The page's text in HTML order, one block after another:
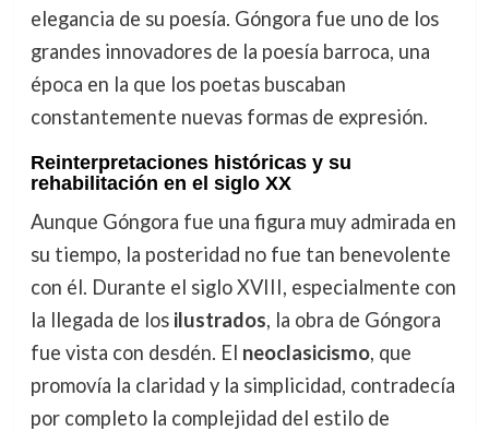
elegancia de su poesía. Góngora fue uno de los
grandes innovadores de la poesía barroca, una
época en la que los poetas buscaban
constantemente nuevas formas de expresión.
Reinterpretaciones históricas y su
rehabilitación en el siglo XX
Aunque Góngora fue una figura muy admirada en
su tiempo, la posteridad no fue tan benevolente
con él. Durante el siglo XVIII, especialmente con
la llegada de los ilustrados, la obra de Góngora
fue vista con desdén. El neoclasicismo, que
promovía la claridad y la simplicidad, contradecía
por completo la complejidad del estilo de